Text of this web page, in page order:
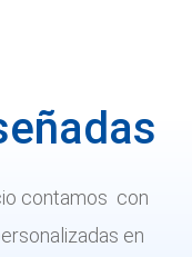
contamos con
en